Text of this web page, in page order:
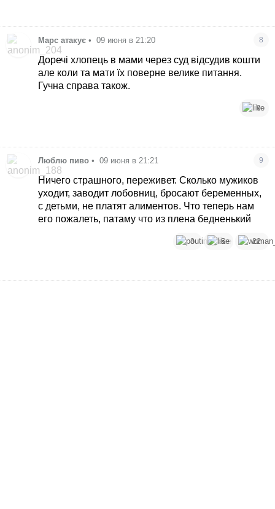
Марс атакує • 09 июня в 21:20 8
Доречі хлопець в мами через суд відсудив кошти
але коли та мати їх поверне велике питання.
Гучна справа також.
9
Люблю пиво • 09 июня в 21:21 9
Ничего страшного, переживет. Сколько мужиков
уходит, заводит лобовниц, бросают беременных,
с детьми, не платят алиментов. Что теперь нам
его пожалеть, патаму что из плена бедненький
3 5 22